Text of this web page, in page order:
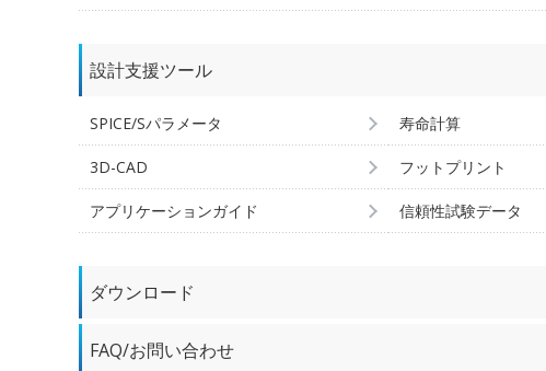
設計支援ツール
SPICE/Sパラメータ 寿命計算
3D-CAD フットプリント
アプリケーションガイド 信頼性試験データ
ダウンロード
FAQ/お問い合わせ